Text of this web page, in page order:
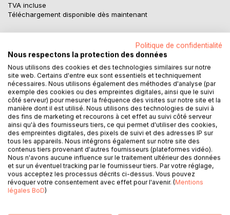
TVA incluse
Téléchargement disponible dès maintenant
AJOUTER AU PANIER
Ajouter à ma liste d'envies
Laisser un avis
DESCRIPTION
Politique de confidentialité
Nous respectons la protection des données
Nous utilisons des cookies et des technologies similaires sur notre
site web. Certains d'entre eux sont essentiels et techniquement
nécessaires. Nous utilisons également des méthodes d'analyse (par
exemple des cookies ou des empreintes digitales, ainsi que le suivi
côté serveur) pour mesurer la fréquence des visites sur notre site et la
manière dont il est utilisé. Nous utilisons des technologies de suivi à
des fins de marketing et recourons à cet effet au suivi côté serveur
ainsi qu'à des fournisseurs tiers, ce qui permet d'utiliser des cookies,
des empreintes digitales, des pixels de suivi et des adresses IP sur
tous les appareils. Nous intégrons également sur notre site des
contenus tiers provenant d'autres fournisseurs (plateformes vidéo).
Nous n'avons aucune influence sur le traitement ultérieur des données
et sur un éventuel tracking par le fournisseur tiers. Par votre réglage,
vous acceptez les processus décrits ci-dessus. Vous pouvez
révoquer votre consentement avec effet pour l'avenir. (Mentions
légales BoD)